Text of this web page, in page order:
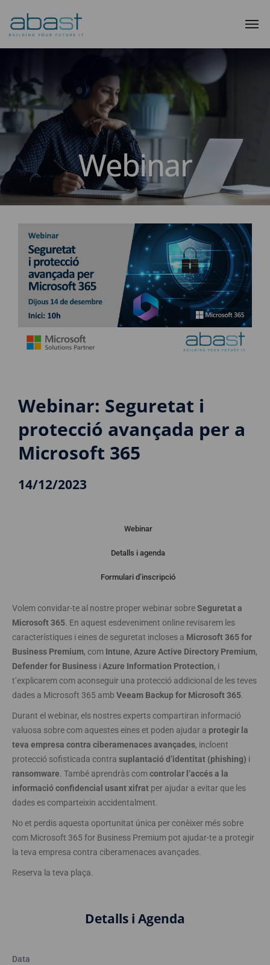
Webinar
Webinar: Seguretat i
protecció avançada per a
Microsoft 365
14/12/2023
Webinar
Detalls i agenda
Formulari d’inscripció
Volem convidar-te al nostre proper webinar sobreSeguretat a
Microsoft 365. En aquest esdeveniment online revisarem les
característiques i eines de seguretat incloses a Microsoft 365 for
Business Premium, com Intune, Azure Active Directory Premium,
Defender for Business iAzure Information Protection, i
t’explicarem com aconseguir una protecció addicional de les teves
dades a Microsoft 365 amb Veeam Backup for Microsoft 365.
Durant el webinar, els nostres experts compartiran informació
valuosa sobre com aquestes eines et poden ajudar a protegir la
teva empresa contra ciberamenaces avançades, incloent
protecció sofisticada contra suplantació d’identitat (phishing) i
ransomware. També aprendràs comcontrolar l’accés a la
informació confidencial usant xifrat per ajudar a evitar que les
dades es comparteixin accidentalment.
No et perdis aquesta oportunitat única per conèixer més sobre
com Microsoft 365 for Business Premium pot ajudar-te a protegir
la teva empresa contra ciberamenaces avançades.
Reserva la teva plaça.
Detalls i Agenda
Data